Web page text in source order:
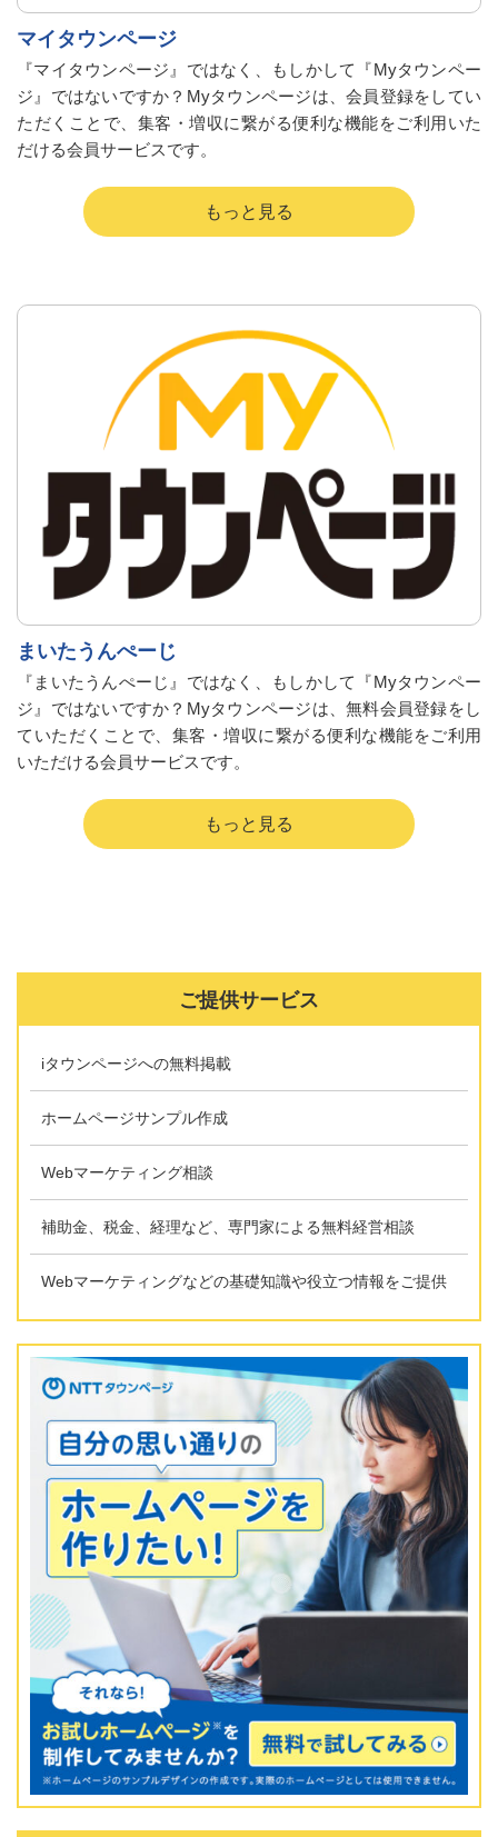
マイタウンページ
『マイタウンページ』ではなく、もしかして『Myタウンペー
ジ』ではないですか？Myタウンページは、会員登録をしてい
ただくことで、集客・増収に繋がる便利な機能をご利用いた
だける会員サービスです。
まいたうんぺーじ
『まいたうんぺーじ』ではなく、もしかして『Myタウンペー
ジ』ではないですか？Myタウンページは、無料会員登録をし
ていただくことで、集客・増収に繋がる便利な機能をご利用
いただける会員サービスです。
ご提供サービス
iタウンページへの無料掲載
ホームページサンプル作成
Webマーケティング相談
補助金、税金、経理など、専門家による無料経営相談
Webマーケティングなどの基礎知識や役立つ情報をご提供